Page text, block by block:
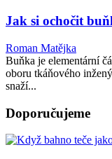
Jak si ochočit
Roman Matějka
Buňka je elementární
oboru tkáňového
snaží...
Doporučujeme